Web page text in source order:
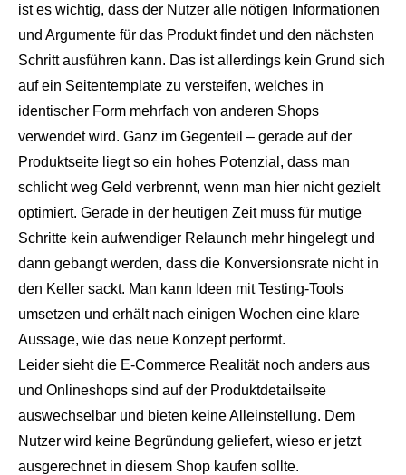
ist es wichtig, dass der Nutzer alle nötigen Informationen
und Argumente für das Produkt findet und den nächsten
Schritt ausführen kann. Das ist allerdings kein Grund sich
auf ein Seitentemplate zu versteifen, welches in
identischer Form mehrfach von anderen Shops
verwendet wird. Ganz im Gegenteil – gerade auf der
Produktseite liegt so ein hohes Potenzial, dass man
schlicht weg Geld verbrennt, wenn man hier nicht gezielt
optimiert. Gerade in der heutigen Zeit muss für mutige
Schritte kein aufwendiger Relaunch mehr hingelegt und
dann gebangt werden, dass die Konversionsrate nicht in
den Keller sackt. Man kann Ideen mit Testing-Tools
umsetzen und erhält nach einigen Wochen eine klare
Aussage, wie das neue Konzept performt.
Leider sieht die E-Commerce Realität noch anders aus
und Onlineshops sind auf der Produktdetailseite
auswechselbar und bieten keine Alleinstellung. Dem
Nutzer wird keine Begründung geliefert, wieso er jetzt
ausgerechnet in diesem Shop kaufen sollte.